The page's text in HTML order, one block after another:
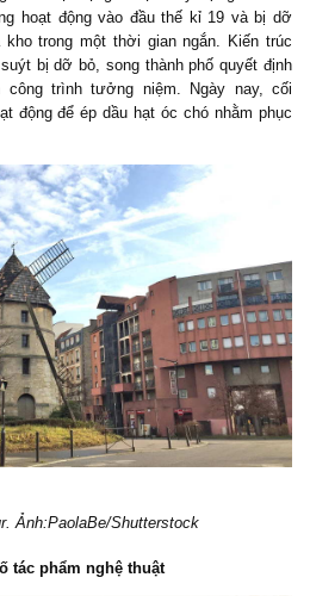
hoạt động vào đầu thế kỉ 19 và bị dỡ
trong một thời gian ngắn. Kiến trúc
bị dỡ bỏ, song thành phố quyết định
trình tưởng niệm. Ngày nay, cối
động để ép dầu hạt óc chó nhằm phục
Ảnh:PaolaBe/Shutterstock
tác phẩm nghệ thuật